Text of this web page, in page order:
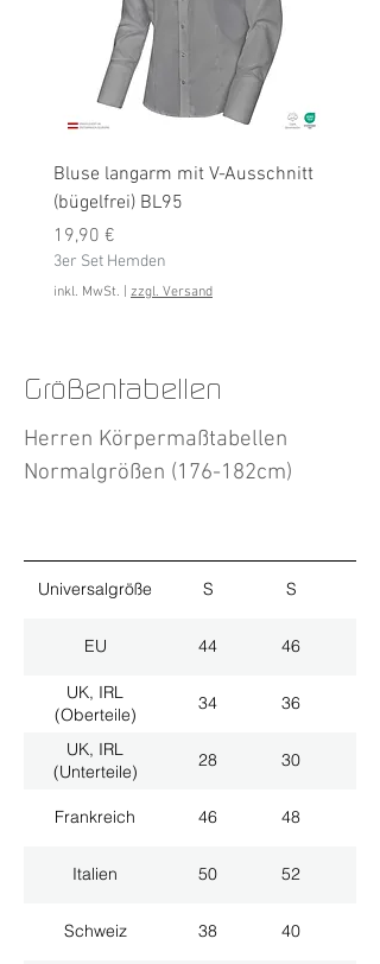
Bluse langarm mit V-Ausschnitt
(bügelfrei) BL95
Preis
19,90 €
3er Set Hemden
inkl. MwSt. zzgl. Versand
Größentabellen
Herren Körpermaßtabellen
Normalgrößen (176-182cm)
Universalgröße S S
EU 44 46
UK, IRL
(Oberteile)
34 36
UK, IRL
(Unterteile)
28 30
Frankreich 46 48
Italien 50 52
Schweiz 38 40